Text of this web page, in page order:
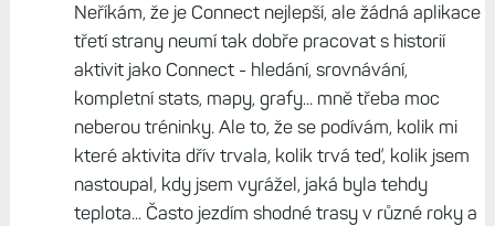
Neříkám, že je Connect nejlepší, ale žádná aplikace
třetí strany neumí tak dobře pracovat s historií
aktivit jako Connect - hledání, srovnávání,
kompletní stats, mapy, grafy... mně třeba moc
neberou tréninky. Ale to, že se podívám, kolik mi
které aktivita dřív trvala, kolik trvá teď, kolik jsem
nastoupal, kdy jsem vyrážel, jaká byla tehdy
teplota... Často jezdím shodné trasy v různé roky a